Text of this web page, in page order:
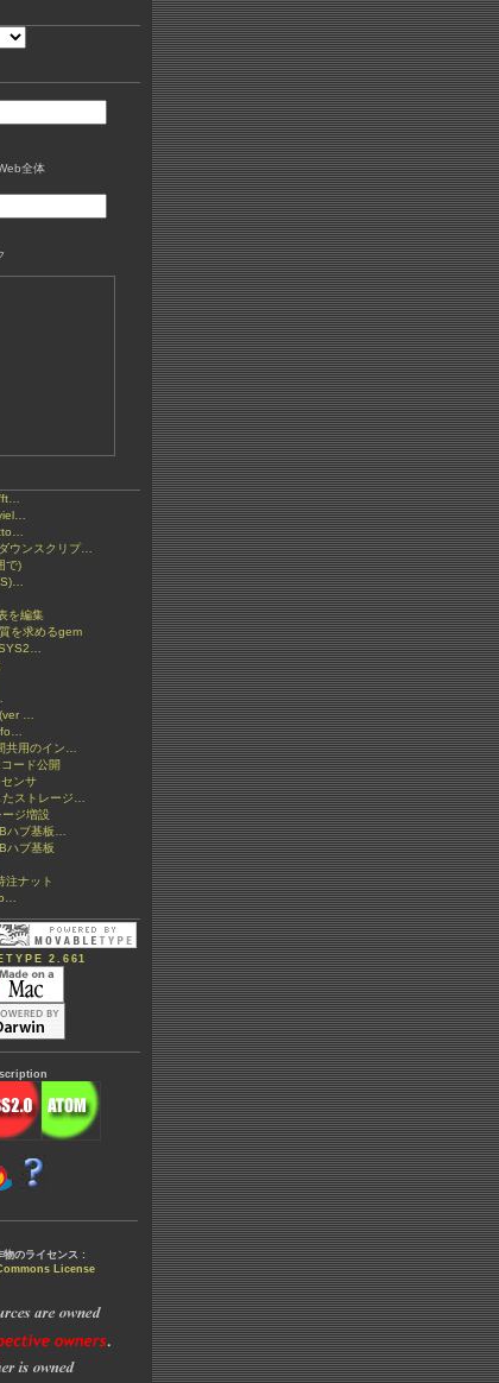
全体
ウンスクリプ…
で)
を編集
を求めるgem
…
共用のイン…
ード公開
ンサ
ストレージ…
ジ増設
ハブ基板…
ハブ基板
注ナット
2.661
物のライセンス :